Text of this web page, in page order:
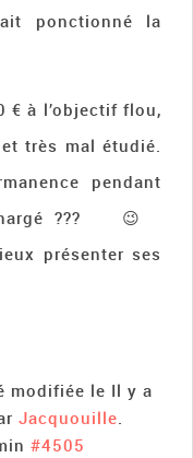
ponctionné la
€ à l’objectif flou,
très mal étudié.
pendant
??? 😉
présenter ses
modifiée le Il y a
Jacquouille.
#4505